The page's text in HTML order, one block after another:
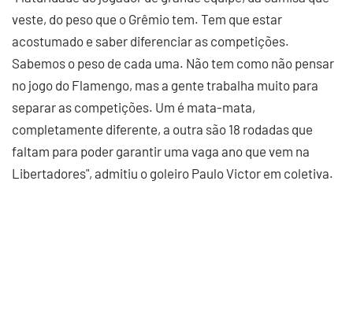
veste, do peso que o Grêmio tem. Tem que estar
acostumado e saber diferenciar as competições.
Sabemos o peso de cada uma. Não tem como não pensar
no jogo do Flamengo, mas a gente trabalha muito para
separar as competições. Um é mata-mata,
completamente diferente, a outra são 18 rodadas que
faltam para poder garantir uma vaga ano que vem na
Libertadores", admitiu o goleiro Paulo Victor em coletiva.